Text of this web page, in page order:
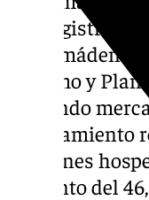
que registra
Benalmádena
Turismo y
captando
Ayuntamiento
alemanes
aumento del